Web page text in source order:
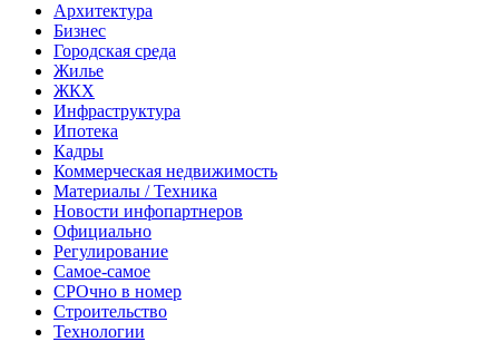
Архитектура
Бизнес
Городская среда
Жилье
ЖКХ
Инфраструктура
Ипотека
Кадры
Коммерческая недвижимость
Материалы / Техника
Новости инфопартнеров
Официально
Регулирование
Самое-самое
СРОчно в номер
Строительство
Технологии